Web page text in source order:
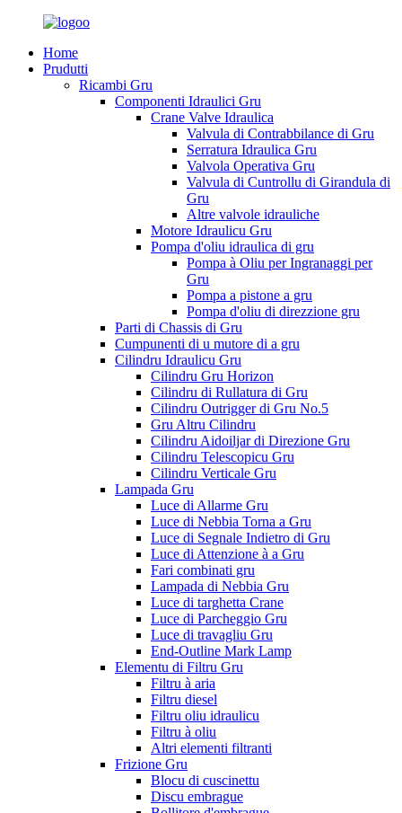
Home
Prudutti
Ricambi Gru
Componenti Idraulici Gru
Crane Valve Idraulica
Valvula di Contrabbilance di Gru
Serratura Idraulica Gru
Valvola Operativa Gru
Valvula di Cuntrollu di Girandula di
Gru
Altre valvole idrauliche
Motore Idraulicu Gru
Pompa d'oliu idraulica di gru
Pompa à Oliu per Ingranaggi per
Gru
Pompa a pistone a gru
Pompa d'oliu di direzzione gru
Parti di Chassis di Gru
Cumpunenti di u mutore di a gru
Cilindru Idraulicu Gru
Cilindru Gru Horizon
Cilindru di Rullatura di Gru
Cilindru Outrigger di Gru No.5
Gru Altru Cilindru
Cilindru Aidoiljar di Direzione Gru
Cilindru Telescopicu Gru
Cilindru Verticale Gru
Lampada Gru
Luce di Allarme Gru
Luce di Nebbia Torna a Gru
Luce di Segnale Indietro di Gru
Luce di Attenzione à a Gru
Fari combinati gru
Lampada di Nebbia Gru
Luce di targhetta Crane
Luce di Parcheggio Gru
Luce di travagliu Gru
End-Outline Mark Lamp
Elementu di Filtru Gru
Filtru à aria
Filtru diesel
Filtru oliu idraulicu
Filtru à oliu
Altri elementi filtranti
Frizione Gru
Blocu di cuscinettu
Discu embrague